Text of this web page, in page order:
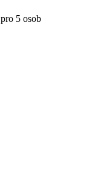
pro 5 osob